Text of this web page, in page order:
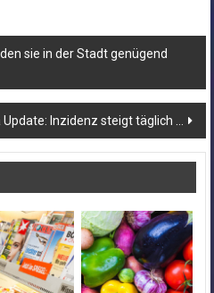
sie in der Stadt genügend
Update: Inzidenz steigt täglich …